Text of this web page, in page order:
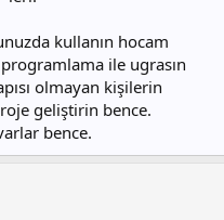
kullanın hocam
programlama ile ugrasın
olmayan kişilerin
geliştirin bence.
bence.